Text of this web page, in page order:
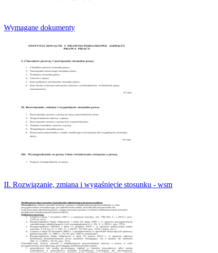
Wymagane dokumenty
II. Rozwiązanie, zmiana i wygaśnięcie stosunku - wsm